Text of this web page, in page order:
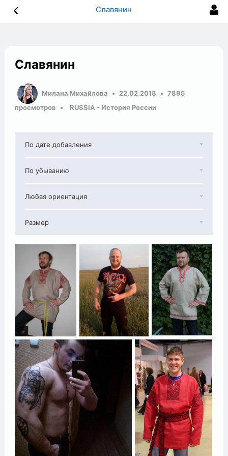
Славянин
Славянин
Милана Михайлова 22.02.2018
7895
просмотров
RUSSIA - История России
По дате добавления
По убыванию
Любая ориентация
Размер